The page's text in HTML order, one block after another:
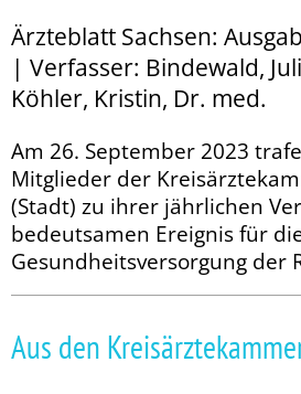
Ärzteblatt Sachsen:
| Verfasser: Bindewald,
Köhler, Kristin, Dr. med.
Am 26. September 2023
Mitglieder der
(Stadt) zu ihrer jährlichen
bedeutsamen Ereignis für
Gesundheitsversorgung der
Aus den